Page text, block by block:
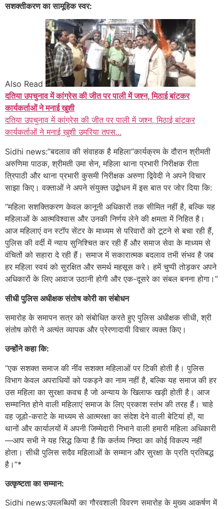
सशक्तीकरण का सामूहिक स्वर:
Also Read
दतिया उपचुनाव में कांग्रेस की जीत पर पाली में जश्न, मिठाई बांटकर
कार्यकर्ताओं ने मनाई खुशी
दतिया उपचुनाव में कांग्रेस की जीत पर पाली में जश्न, मिठाई बांटकर
कार्यकर्ताओं ने मनाई खुशी उमरिया तपस...
Sidhi news:”बदलाव की संवाहक है महिला”कार्यक्रम के दौरान श्रीमती
अरुणिमा पाठक, श्रीमती उमा सेन, महिला थाना प्रभारी निरीक्षक रीता
त्रिपाठी और थाना प्रभारी कुसमी निरीक्षक अरुणा द्विवेदी ने अपने विचार
साझा किए। वक्ताओं ने अपने संयुक्त उद्बोधन में इस बात पर जोर दिया कि:
“महिला सशक्तिकरण केवल कानूनी अधिकारों तक सीमित नहीं है, बल्कि यह
महिलाओं के आत्मविश्वास और उनकी निर्णय लेने की क्षमता में निहित है।
आज महिलाएं वन स्टॉप सेंटर के माध्यम से परिवारों को टूटने से बचा रही हैं,
पुलिस की वर्दी में न्याय सुनिश्चित कर रही हैं और समाज सेवा के माध्यम से
वंचितों को सहारा दे रही हैं। समाज में सकारात्मक बदलाव तभी संभव है जब
हर महिला स्वयं को सुरक्षित और समर्थ महसूस करे। हमें चुप्पी तोड़कर अपने
अधिकारों के लिए आवाज उठानी होगी और एक-दूसरे का संबल बनना होगा।”
सीधी पुलिस अधीक्षक संतोष कोरी का संबोधन
समारोह के समापन सत्र को संबोधित करते हुए पुलिस अधीक्षक सीधी, श्री
संतोष कोरी ने अत्यंत व्यापक और प्रेरणादायी विचार व्यक्त किए।
उन्होंने कहा कि:
“एक सशक्त समाज की नींव सशक्त महिलाओं पर टिकी होती है। पुलिस
विभाग केवल अपराधियों को पकड़ने का नाम नहीं है, बल्कि यह समाज की हर
उस महिला का सुरक्षा कवच है जो अन्याय के खिलाफ खड़ी होती है। आज
सम्मानित होने वाली महिलाएं समाज के लिए प्रकाश स्तंभ की तरह हैं। चाहे
वह जूडो-कराटे के माध्यम से आत्मरक्षा का संदेश देने वाली बेटियां हों, या
थानों और कार्यालयों में अपनी जिम्मेदारी निभाने वाली हमारी महिला अधिकारी
—आप सभी ने यह सिद्ध किया है कि कर्तव्य निष्ठा का कोई विकल्प नहीं
होता। सीधी पुलिस सदैव महिलाओं के सम्मान और सुरक्षा के प्रति प्रतिबद्ध
है।”*
उत्कृष्टता का सम्मान:
Sidhi news:उपलब्धियों का गौरवशाली विवरण समारोह के मुख्य आकर्षण में